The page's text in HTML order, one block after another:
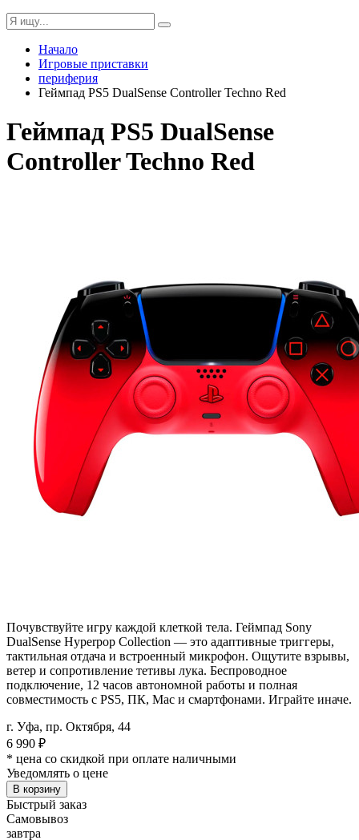
Начало
Игровые приставки
периферия
Геймпад PS5 DualSense Controller Techno Red
Геймпад PS5 DualSense
Controller Techno Red
Почувствуйте игру каждой клеткой тела. Геймпад Sony
DualSense Hyperpop Collection — это адаптивные триггеры,
тактильная отдача и встроенный микрофон. Ощутите взрывы,
ветер и сопротивление тетивы лука. Беспроводное
подключение, 12 часов автономной работы и полная
совместимость с PS5, ПК, Mac и смартфонами. Играйте иначе.
г. Уфа, пр. Октября, 44
6 990 ₽
* цена со скидкой при оплате наличными
Уведомлять о цене
В корзину
Быстрый заказ
Самовывоз
завтра